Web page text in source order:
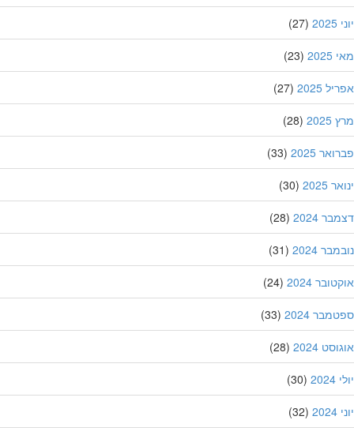
(27)
(23)
2025
(27)
(28)
2025
(33)
2025
(30)
2024
(28)
2024
(31)
2024
(24)
2024
(33)
2024
(28)
(30)
(32)